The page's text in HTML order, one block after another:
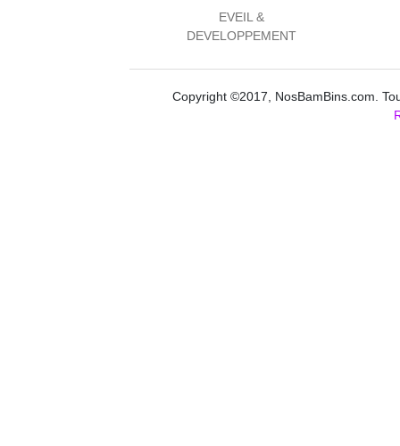
EVEIL &
DEVELOPPEMENT
Copyright ©2017, NosBamBins.com.